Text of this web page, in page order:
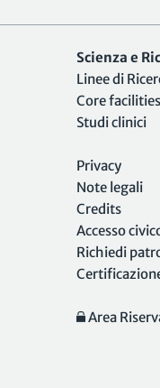
Scienza e
Linee di
Core facilities
Studi clinici
Privacy
Note legali
Credits
Accesso
Richiedi
Area